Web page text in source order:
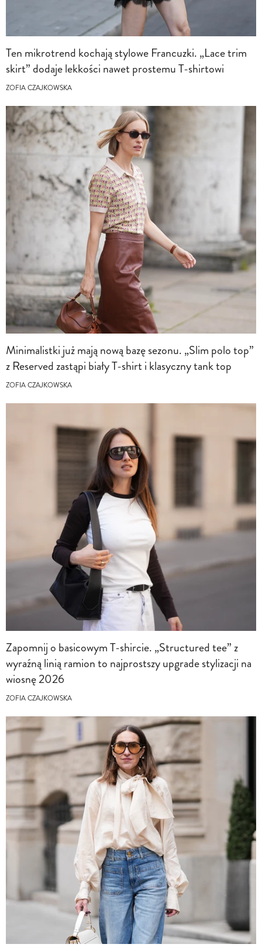
Ten mikrotrend kochają stylowe Francuzki. „Lace trim
skirt” dodaje lekkości nawet prostemu T-shirtowi
ZOFIA CZAJKOWSKA
Minimalistki już mają nową bazę sezonu. „Slim polo top”
z Reserved zastąpi biały T-shirt i klasyczny tank top
ZOFIA CZAJKOWSKA
Zapomnij o basicowym T-shircie. „Structured tee” z
wyraźną linią ramion to najprostszy upgrade stylizacji na
wiosnę 2026
ZOFIA CZAJKOWSKA